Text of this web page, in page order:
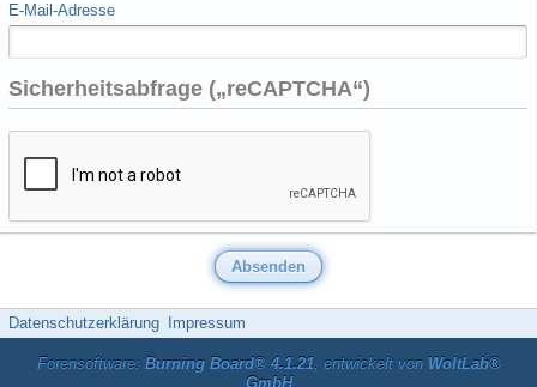
E-Mail-Adresse
Sicherheitsabfrage („reCAPTCHA“)
Datenschutzerklärung Impressum
Forensoftware: Burning Board® 4.1.21, entwickelt von WoltLab®
GmbH